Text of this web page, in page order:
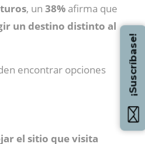
, un 38% afirma que
un destino distinto al
encontrar opciones
el sitio que visita
¡Suscríbase!